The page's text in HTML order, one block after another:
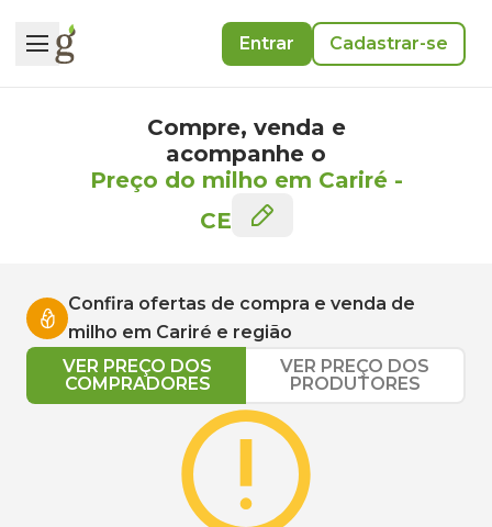
Entrar Cadastrar-se
Compre, venda e
acompanhe o
Preço do milho em Cariré -
CE
Confira ofertas de compra e venda de
milho em Cariré e região
VER PREÇO DOS
COMPRADORES
VER PREÇO DOS
PRODUTORES